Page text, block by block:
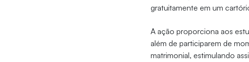
gratuitamente em um
A ação proporciona aos
além de participarem de
matrimonial, estimulando